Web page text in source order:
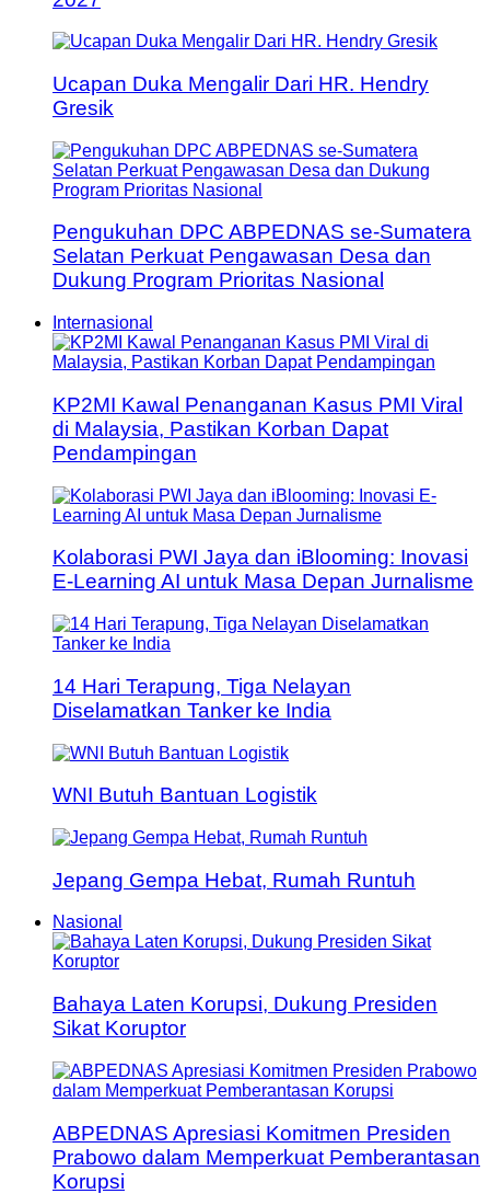
Ucapan Duka Mengalir Dari HR. Hendry
Gresik
Pengukuhan DPC ABPEDNAS se-Sumatera
Selatan Perkuat Pengawasan Desa dan
Dukung Program Prioritas Nasional
Internasional
KP2MI Kawal Penanganan Kasus PMI Viral
di Malaysia, Pastikan Korban Dapat
Pendampingan
Kolaborasi PWI Jaya dan iBlooming: Inovasi
E-Learning AI untuk Masa Depan Jurnalisme
14 Hari Terapung, Tiga Nelayan
Diselamatkan Tanker ke India
WNI Butuh Bantuan Logistik
Jepang Gempa Hebat, Rumah Runtuh
Nasional
Bahaya Laten Korupsi, Dukung Presiden
Sikat Koruptor
ABPEDNAS Apresiasi Komitmen Presiden
Prabowo dalam Memperkuat Pemberantasan
Korupsi